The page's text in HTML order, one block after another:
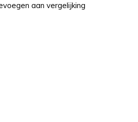
aan vergelijking